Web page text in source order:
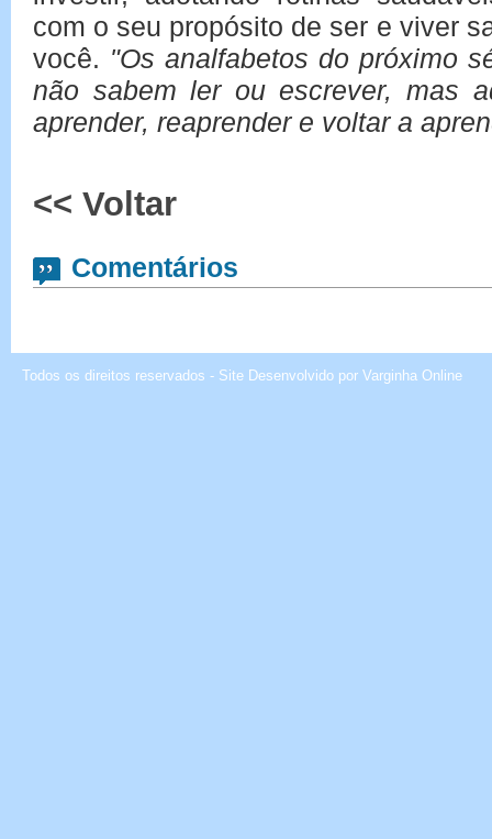
com o seu propósito de ser e viver
você. "Os analfabetos do próximo
não sabem ler ou escrever, mas
aprender, reaprender e voltar a
<< Voltar
Comentários
Todos os direitos reservados - Site Desenvolvido por Varginha Online